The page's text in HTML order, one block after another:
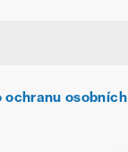
ochranu